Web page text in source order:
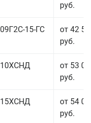
руб.
09Г2С-15-ГС
от 42
руб.
10ХСНД
от 53
руб.
15ХСНД
от 54
руб.